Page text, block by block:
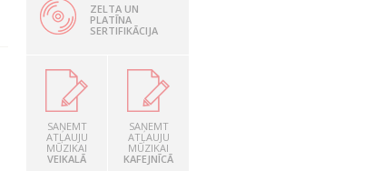
ZELTA UN
PLATĪNA
SERTIFIKĀCIJA
SAŅEMT
ATĻAUJU
MŪZIKAI
VEIKALĀ
SAŅEMT
ATĻAUJU
MŪZIKAI
KAFEJNĪCĀ